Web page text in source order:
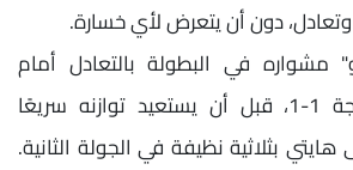
دون أن يتعرض لأي خسارة.
مشواره في البطولة بالتعادل أمام
منتخب المغرب بنتيجة 1-1، قبل أن يستعيد توازنه سريعًا
بثلاثية نظيفة في الجولة الثانية.